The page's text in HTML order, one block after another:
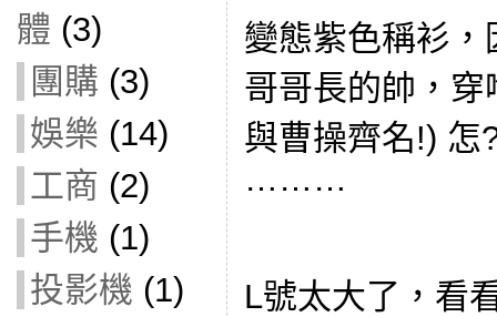
體 (3)
團購 (3)
娛樂 (14)
工商 (2)
手機 (1)
投影機 (1)
變態紫色稱衫
哥哥長的帥，
與曹操齊名!) 怎
………
L號太大了，看